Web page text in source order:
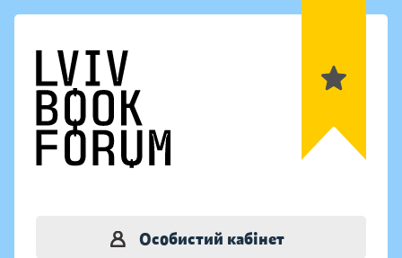
Особистий кабінет